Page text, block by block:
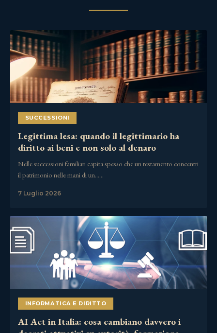
SUCCESSIONI
Legittima lesa: quando il legittimario ha
diritto ai beni e non solo al denaro
Nelle successioni familiari capita spesso che un testamento concentri
il patrimonio nelle mani di un……
7 Luglio 2026
INFORMATICA E DIRITTO
AI Act in Italia: cosa cambiano davvero i